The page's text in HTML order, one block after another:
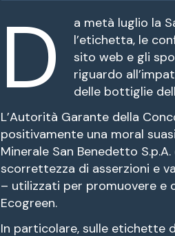
D
a metà luglio la
l’etichetta, le
sito web e gli
riguardo
delle bottiglie
L’Autorità Garante della
positivamente una moral
Minerale San Benedetto
scorrettezza di asserzioni e
– utilizzati per promuovere e
Ecogreen.
In particolare, sulle etichette